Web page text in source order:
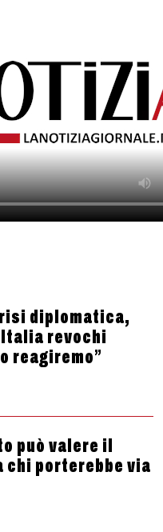
diplomatica,
revochi
reagiremo”
può valere il
porterebbe via